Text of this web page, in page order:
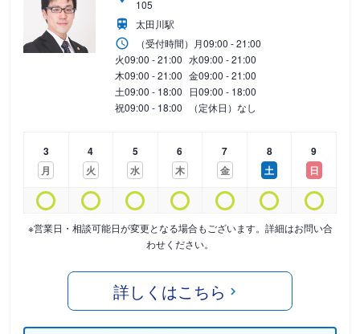
105
太田川駅
（受付時間） 月09:00 - 21:00
火09:00 - 21:00 水09:00 - 21:00
木09:00 - 21:00 金09:00 - 21:00
土09:00 - 18:00 日09:00 - 18:00
祝09:00 - 18:00 （定休日）なし
3
月
4
火
5
水
6
木
7
金
8
土
9
日
※営業日・相談可能日が変更となる場合もございます。詳細はお問い合
わせください。
詳しくはこちら